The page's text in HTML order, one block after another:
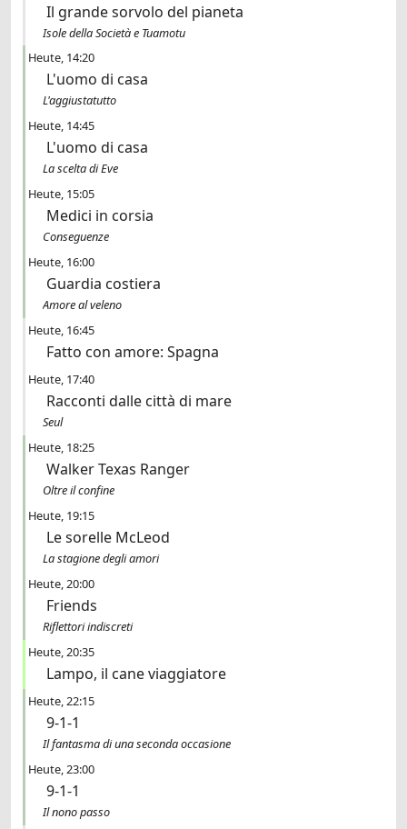
Il grande sorvolo del pianeta
Isole della Società e Tuamotu
Heute 14:20
L'uomo di casa
L'aggiustatutto
Heute 14:45
L'uomo di casa
La scelta di Eve
Heute 15:05
Medici in corsia
Conseguenze
Heute 16:00
Guardia costiera
Amore al veleno
Heute 16:45
Fatto con amore: Spagna
Heute 17:40
Racconti dalle città di mare
Seul
Heute 18:25
Walker Texas Ranger
Oltre il confine
Heute 19:15
Le sorelle McLeod
La stagione degli amori
Heute 20:00
Friends
Riflettori indiscreti
Heute 20:35
Lampo, il cane viaggiatore
Heute 22:15
9-1-1
Il fantasma di una seconda occasione
Heute 23:00
9-1-1
Il nono passo